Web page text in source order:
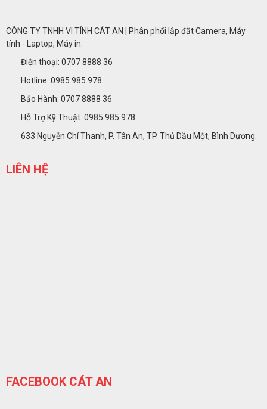
CÔNG TY TNHH VI TÍNH CÁT AN | Phân phối lắp đặt Camera, Máy
tính - Laptop, Máy in.
Điện thoại: 0707 8888 36
Hotline: 0985 985 978
Bảo Hành: 0707 8888 36
Hỗ Trợ Kỹ Thuật: 0985 985 978
633 Nguyễn Chí Thanh, P. Tân An, TP. Thủ Dầu Một, Bình Dương.
LIÊN HỆ
FACEBOOK CÁT AN